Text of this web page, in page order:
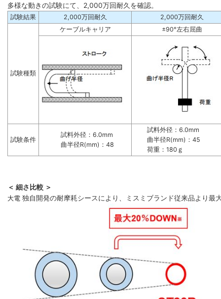
多様な動きの試験にて、2,000万回耐久を確認。
試験結果 2,000万回耐久 2,000万回耐久
試験種類
ケーブルキャリア ±90°左右屈曲
試験条件
試料外径：6.0mm
曲半径R(mm)：48
試料外径：6.0mm
曲半径R(mm)：45
荷重：180ｇ
＜ 細さ比較 ＞
大電 独自開発の耐摩耗シースにより、ミスミブランド従来品より最